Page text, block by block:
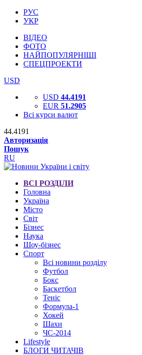
РУС
УКР
ВІДЕО
ФОТО
НАЙПОПУЛЯРНІШІ
СПЕЦПРОЕКТИ
USD
USD 44.4191
EUR 51.2905
Всі курси валют
44.4191
Авторизація
Пошук
RU
ВСІ РОЗДІЛИ
Головна
Україна
Місто
Світ
Бізнес
Наука
Шоу-бізнес
Спорт
Всі новини розділу
Футбол
Бокс
Баскетбол
Теніс
Формула-1
Хокей
Шахи
ЧС-2014
Lifestyle
БЛОГИ ЧИТАЧІВ